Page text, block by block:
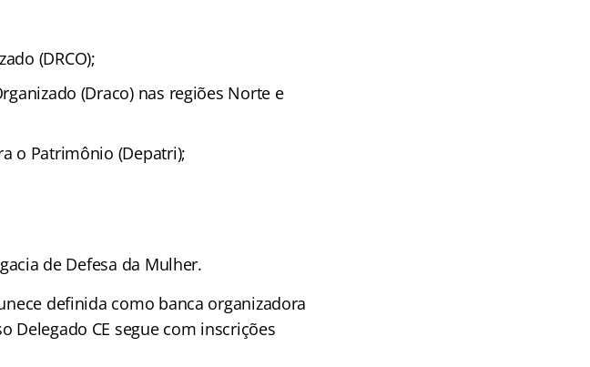
(DRCO);
(Draco) nas regiões Norte e
o Patrimônio (Depatri);
de Defesa da Mulher.
definida como banca organizadora
Delegado CE segue com inscrições